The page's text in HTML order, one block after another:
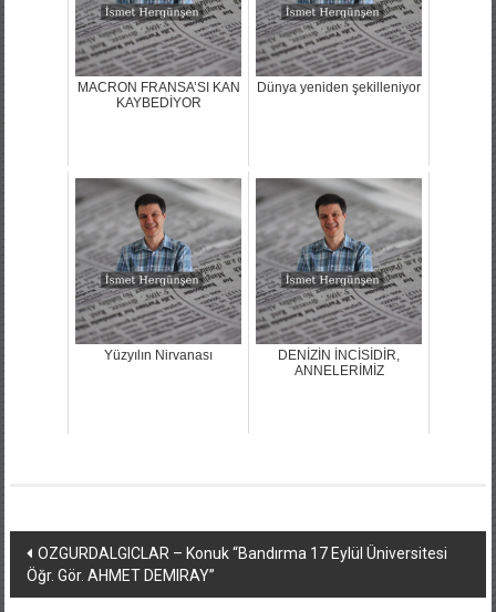
MACRON FRANSA’SI KAN
KAYBEDİYOR
Dünya yeniden şekilleniyor
Yüzyılın Nirvanası
DENİZİN İNCİSİDİR,
ANNELERİMİZ
Yazı
dolaşımı
OZGURDALGICLAR – Konuk “Bandırma 17 Eylül Üniversitesi
Öğr. Gör. AHMET DEMIRAY”